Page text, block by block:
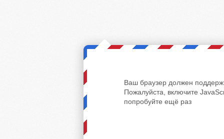
Ваш браузер должен
Пожалуйста, включите
попробуйте ещё раз